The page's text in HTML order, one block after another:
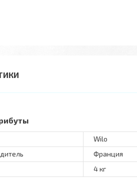
Wilo
Франция
4 кг